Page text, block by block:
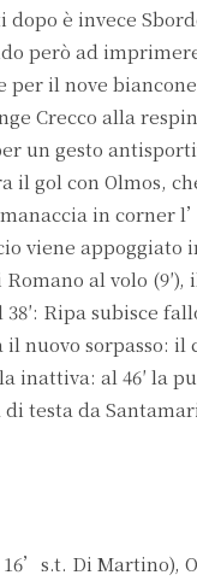
è invece
però ad
per il nove
Crecco alla
un gesto
gol con Olmos,
in corner
viene appoggiato
al volo (9′),
Ripa subisce
nuovo sorpasso: il
inattiva: al 46′ la
testa da
Di Martino),